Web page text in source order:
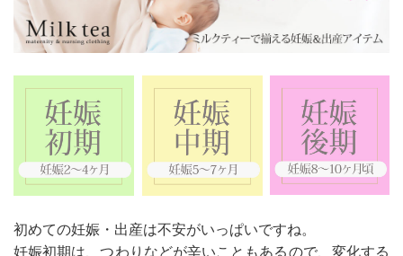
初めての妊娠・出産は不安がいっぱいですね。
妊娠初期は、つわりなどが辛いこともあるので、変化する